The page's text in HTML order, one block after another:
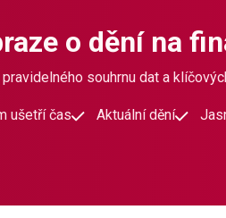
o dění na
souhrnu dat a
ušetří čas Aktuální dění